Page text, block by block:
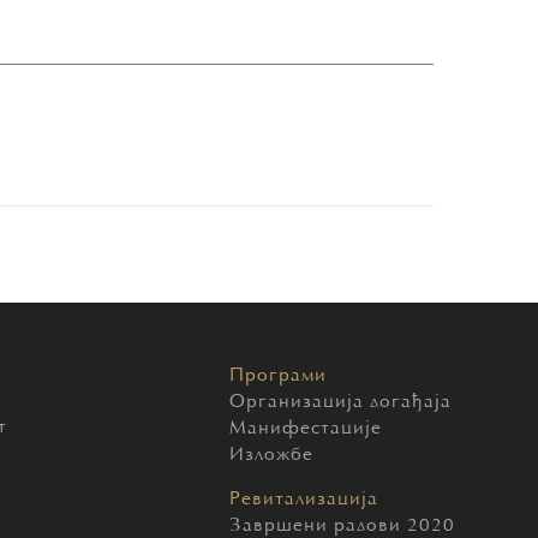
Програми
Организација догађаја
Манифестације
Изложбе
Ревитализација
Завршени радови 2020